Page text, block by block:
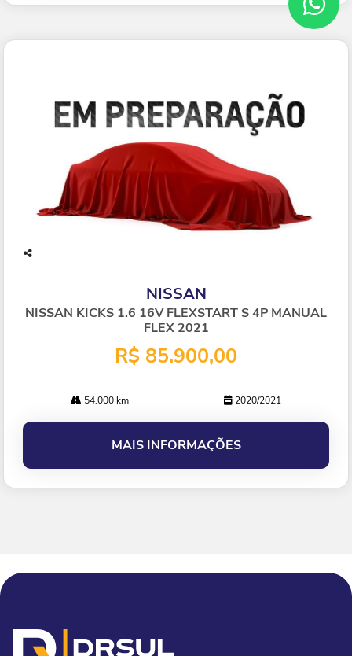
lhe
NISSAN
NISSAN KICKS 1.6 16V FLEXSTART S 4P MANUAL
FLEX 2021
R$ 85.900,00
54.000 km 2020/2021
MAIS INFORMAÇÕES